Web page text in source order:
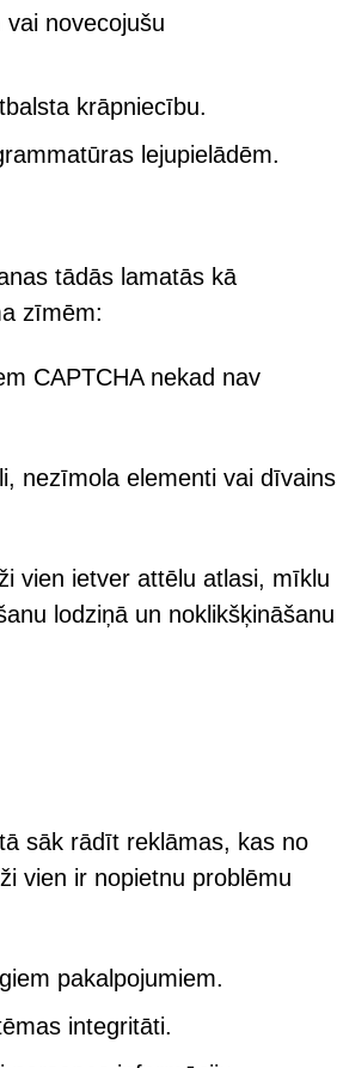
novecojušu
krāpniecību.
lejupielādēm.
tādās lamatās kā
zīmēm:
CAPTCHA nekad nav
nezīmola elementi vai dīvains
vien ietver attēlu atlasi, mīklu
lodziņā un noklikšķināšanu
sāk rādīt reklāmas, kas no
vien ir nopietnu problēmu
pakalpojumiem.
integritāti.